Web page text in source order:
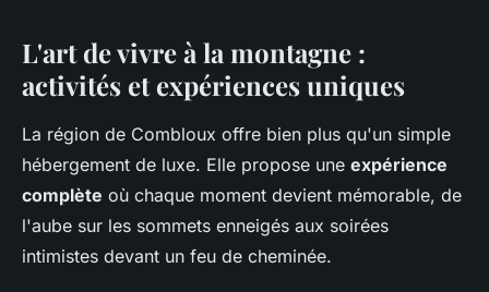
L'art de vivre à la montagne :
activités et expériences uniques
La région de Combloux offre bien plus qu'un simple
hébergement de luxe. Elle propose une expérience
complète où chaque moment devient mémorable, de
l'aube sur les sommets enneigés aux soirées
intimistes devant un feu de cheminée.